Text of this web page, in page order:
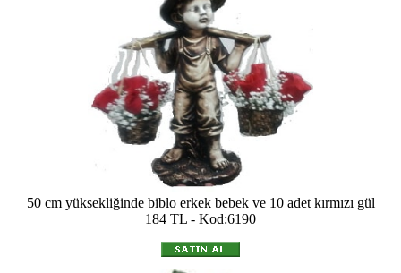
50 cm yüksekliğinde biblo erkek bebek ve 10 adet kırmızı gül
184 TL - Kod:6190